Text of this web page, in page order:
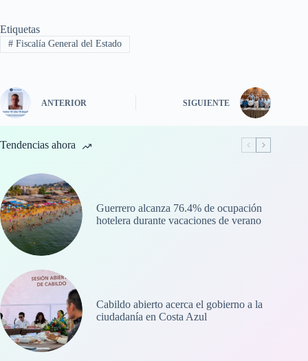
Etiquetas
#Fiscalía General del Estado
ANTERIOR SIGUIENTE
Tendencias ahora
Guerrero alcanza 76.4% de ocupación
hotelera durante vacaciones de verano
Cabildo abierto acerca el gobierno a la
ciudadanía en Costa Azul